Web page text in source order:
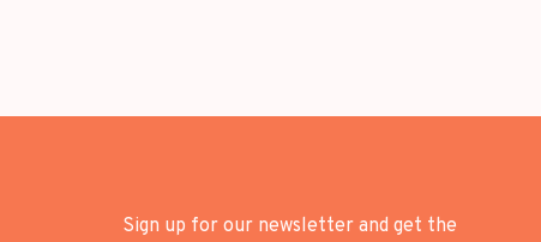
Sign up for our newsletter and get the